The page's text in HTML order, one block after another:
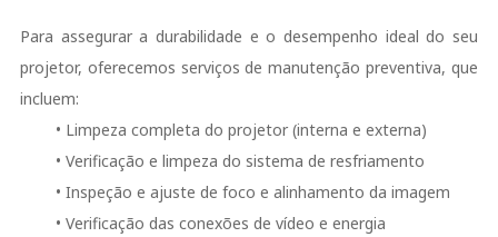
Para assegurar a durabilidade e o desempenho ideal do seu
projetor, oferecemos serviços de manutenção preventiva, que
incluem:
• Limpeza completa do projetor (interna e externa)
• Verificação e limpeza do sistema de resfriamento
• Inspeção e ajuste de foco e alinhamento da imagem
• Verificação das conexões de vídeo e energia